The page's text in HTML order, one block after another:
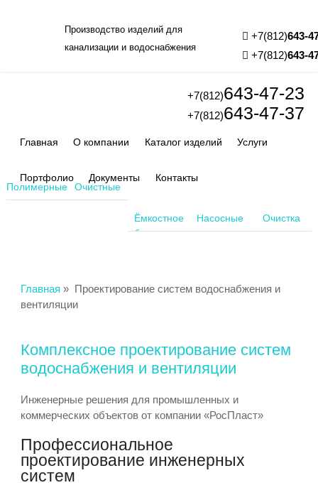
Производство изделий для
канализации и водоснабжения
+7(812)643-
+7(812)643-
+7(812)643-47-23
+7(812)643-47-37
Главная О компании Каталог изделий Услуги
Портфолио Документы
Контакты
Полимерные
колодцы
Очистные
сооружения
Ёмкостное
оборудование
Насосные
станции
Очистка
воздуха
Главная » Проектирование систем водоснабжения и
вентиляции
Комплексное проектирование систем
водоснабжения и вентиляции
Инженерные решения для промышленных и
коммерческих объектов от компании «РосПласт»
Профессиональное
проектирование инженерных
систем